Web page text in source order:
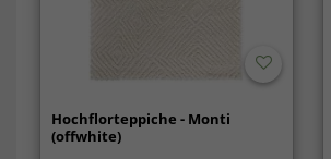
Hochflorteppiche - Monti
(offwhite)